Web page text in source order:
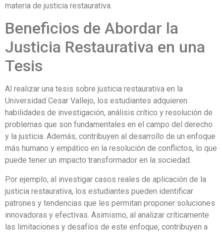
materia de justicia restaurativa.
Beneficios de Abordar la
Justicia Restaurativa en una
Tesis
Al realizar una tesis sobre justicia restaurativa en la
Universidad Cesar Vallejo, los estudiantes adquieren
habilidades de investigación, análisis crítico y resolución de
problemas que son fundamentales en el campo del derecho
y la justicia. Además, contribuyen al desarrollo de un enfoque
más humano y empático en la resolución de conflictos, lo que
puede tener un impacto transformador en la sociedad.
Por ejemplo, al investigar casos reales de aplicación de la
justicia restaurativa, los estudiantes pueden identificar
patrones y tendencias que les permitan proponer soluciones
innovadoras y efectivas. Asimismo, al analizar críticamente
las limitaciones y desafíos de este enfoque, contribuyen a